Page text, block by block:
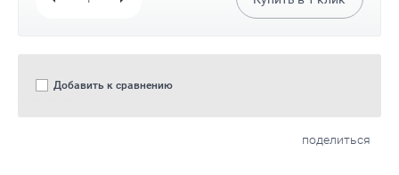
Добавить к сравнению
поделиться